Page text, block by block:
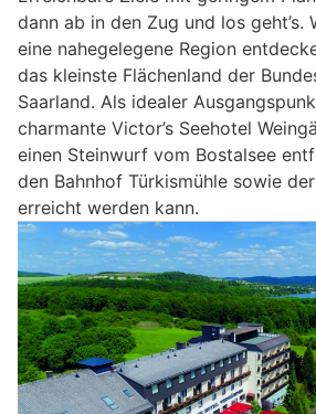
dann ab in den Zug und los geht’s.
eine nahegelegene Region
das kleinste Flächenland der
Saarland. Als idealer
charmante Victor’s Seehotel
einen Steinwurf vom Bostalsee
den Bahnhof Türkismühle sowie der
erreicht werden kann.